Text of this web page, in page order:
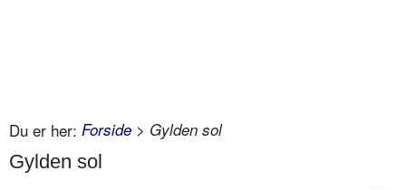
Du er her: Forside > Gylden sol
Gylden sol